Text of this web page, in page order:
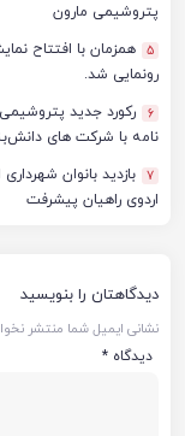
پتروشیمی مارون
5 همزمان با افتتاح
رونمایی شد.
6
نامه با شرکت های
7 بازدید بانوان
اردوی راهیان پیشرفت
دیدگاهتان را بنویسید
نشانی ایمیل شما منتشر
دیدگاه *